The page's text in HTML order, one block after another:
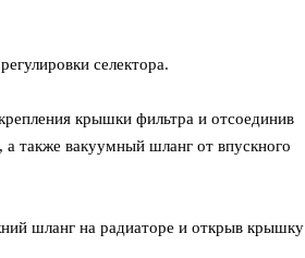
селектора.
крышки фильтра и отсоединив
также вакуумный шланг от впускного
шланг на радиаторе и открыв крышку